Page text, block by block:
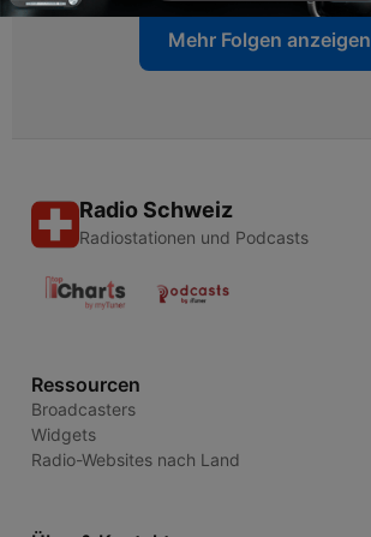
Mehr Folgen anzeigen
Radio Schweiz
Radiostationen und Podcasts
Ressourcen
Broadcasters
Widgets
Radio-Websites nach Land